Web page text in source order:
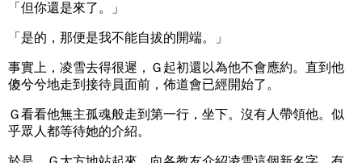
「但你還是來了。」
「是的，那便是我不能自拔的開端。」
事實上，凌雪去得很遲，Ｇ起初還以為他不會應約。直到他
傻兮兮地走到接待員面前，佈道會已經開始了。
Ｇ看看他無主孤魂般走到第一行，坐下。沒有人帶領他。似
乎眾人都等待她的介紹。